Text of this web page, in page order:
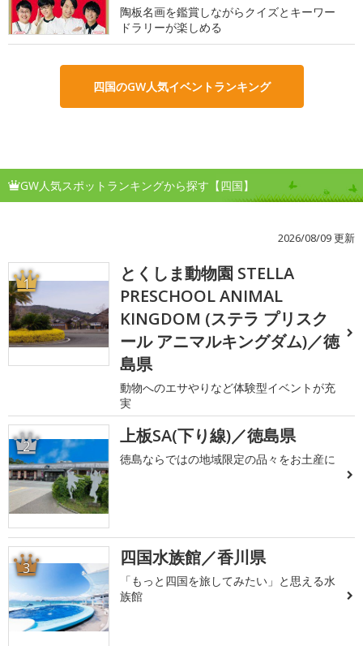
陶板名画を鑑賞しながらクイズとキーワー
ドラリーが楽しめる
四国のGW人気イベントランキング
GW人気スポットランキングから探す【四国】
2026/08/09 更新
1
とくしま動物園 STELLA
PRESCHOOL ANIMAL
KINGDOM (ステラ プリスク
ール アニマルキングダム)／徳
島県
動物へのエサやりなど体験型イベントが充
実
2 上板SA(下り線)／徳島県
徳島ならではの地域限定の品々をお土産に
3 四国水族館／香川県
「もっと四国を旅してみたい」と思える水
族館